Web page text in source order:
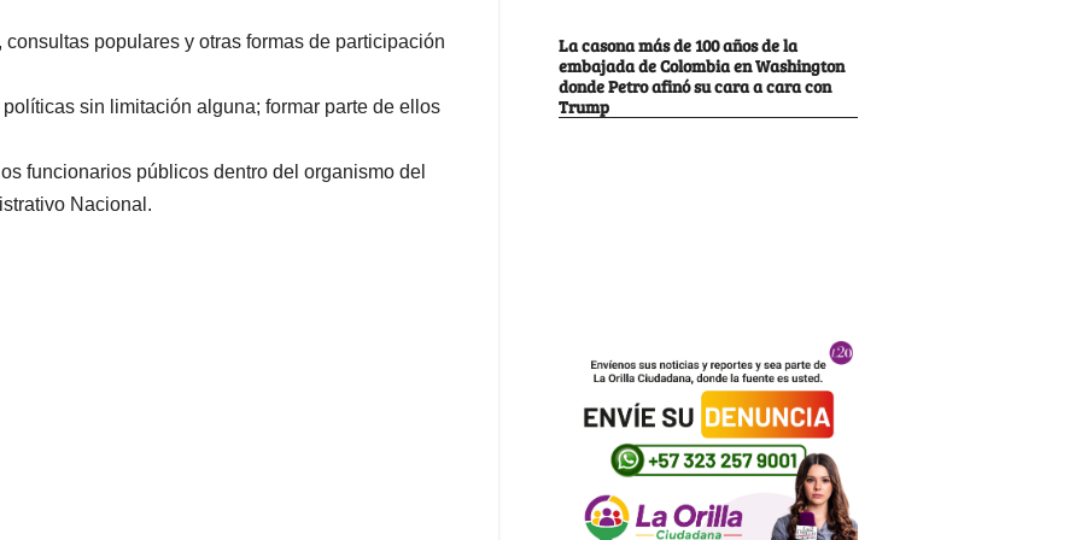
populares y otras formas de participación
sin limitación alguna; formar parte de ellos
funcionarios públicos dentro del organismo del
Nacional.
La casona más de 100 años de la
embajada de Colombia en Washington
donde Petro afinó su cara a cara con
Trump